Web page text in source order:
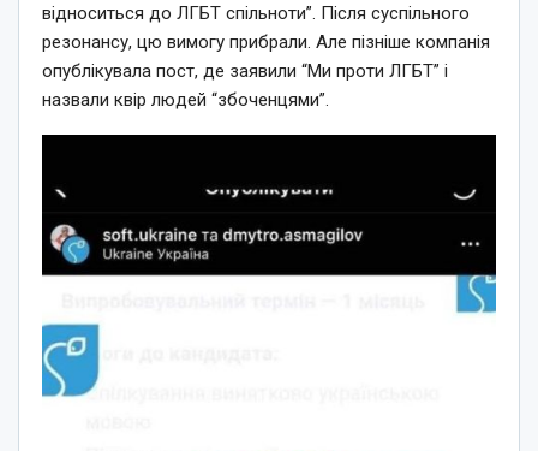
відноситься до ЛГБТ спільноти”. Після суспільного
резонансу, цю вимогу прибрали. Але пізніше компанія
опублікувала пост, де заявили “Ми проти ЛГБТ” і
назвали квір людей “збоченцями”.